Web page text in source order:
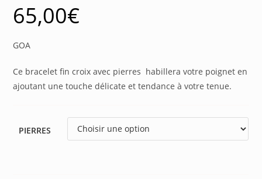
65,00€
GOA
Ce bracelet fin croix avec pierres habillera votre poignet en
ajoutant une touche délicate et tendance à votre tenue.
PIERRES